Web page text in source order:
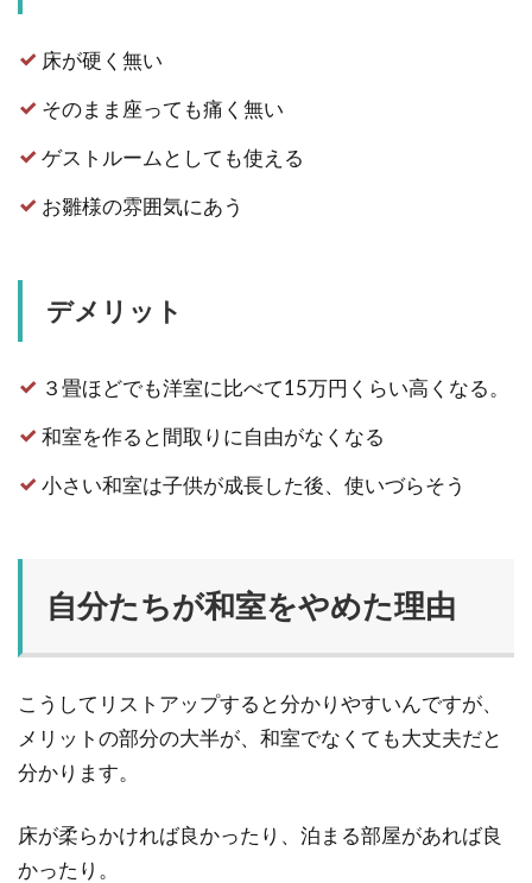
床が硬く無い
そのまま座っても痛く無い
ゲストルームとしても使える
お雛様の雰囲気にあう
デメリット
３畳ほどでも洋室に比べて15万円くらい高くなる。
和室を作ると間取りに自由がなくなる
小さい和室は子供が成長した後、使いづらそう
自分たちが和室をやめた理由
こうしてリストアップすると分かりやすいんですが、
メリットの部分の大半が、和室でなくても大丈夫だと
分かります。
床が柔らかければ良かったり、泊まる部屋があれば良
かったり。